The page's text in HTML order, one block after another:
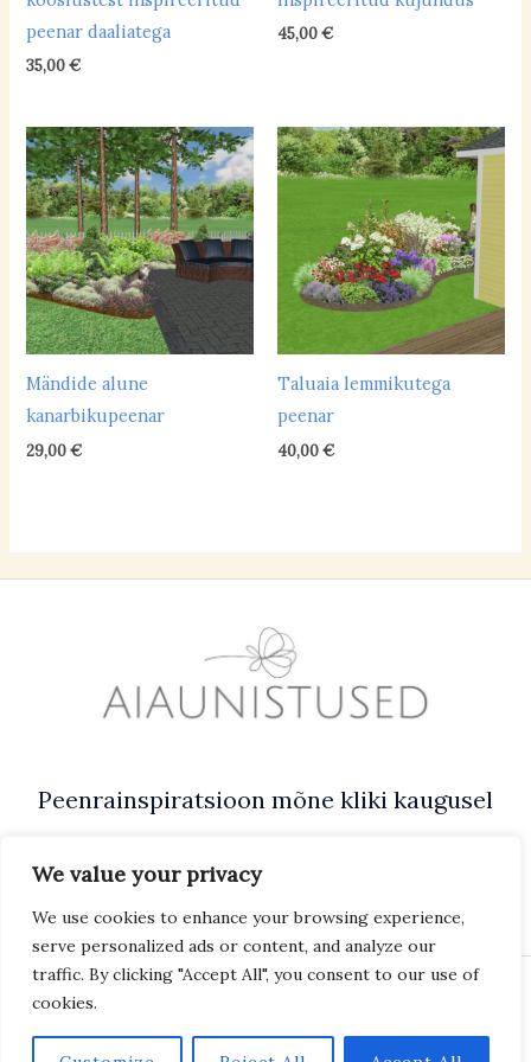
We value your privacy
We use cookies to enhance your browsing experience,
serve personalized ads or content, and analyze our
traffic. By clicking "Accept All", you consent to our use of
cookies.
aluseline
Hooldusvajadus
keskmine(19)
suur(2)
vähene (20)
külmad toonid
peenar daaliatega
35,00€
45,00€
Mändide alune
kanarbikupeenar
29,00€
Taluaia lemmikutega
peenar
40,00€
Peenrainspiratsioon mõne kliki kaugusel
Copyright © 2026 Aiaunistused. Powered by Aiaunistused.